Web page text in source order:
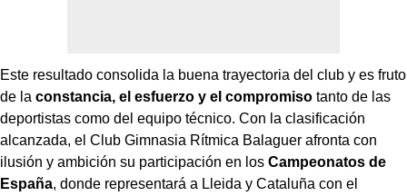
Este resultado consolida la buena trayectoria del club y es fruto
de la constancia, el esfuerzo y el compromiso tanto de las
deportistas como del equipo técnico. Con la clasificación
alcanzada, el Club Gimnasia Rítmica Balaguer afronta con
ilusión y ambición su participación en los Campeonatos de
España, donde representará a Lleida y Cataluña con el